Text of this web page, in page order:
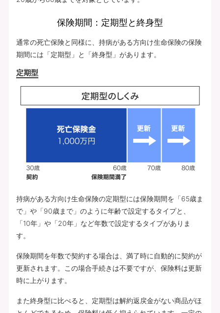
保険期間：定期型と終身型
通常の死亡保険と同様に、持病がある方向け生命保険の保険
期間には「定期型」と「終身型」があります。
定期型
持病がある方向け生命保険の定期型には保険期間を「65歳ま
で」や「90歳まで」のように年齢で設定するタイプと、
「10年」や「20年」など年数で設定するタイプがありま
す。
保険期間を年数で契約する場合は、満了時に自動的に契約が
更新されます。この場合手続きは不要ですが、保険料は更新
時に上がります。
また終身型に比べると、定期型は解約返戻金がない商品がほ